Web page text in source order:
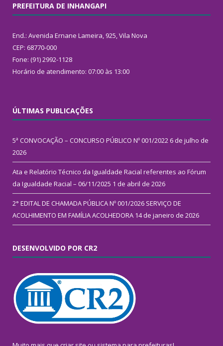
PREFEITURA DE INHANGAPI
End.: Avenida Ernane Lameira, 925, Vila Nova
CEP: 68770-000
Fone: (91) 2992-1128
Horário de atendimento: 07:00 às 13:00
ÚLTIMAS PUBLICAÇÕES
5ª CONVOCAÇÃO – CONCURSO PÚBLICO Nº 001/2022 6 de julho de
2026
Ata e Relatório Técnico da Igualdade Racial referentes ao Fórum
da Igualdade Racial – 06/11/2025 1 de abril de 2026
2° EDITAL DE CHAMADA PÚBLICA Nº 001/2026 SERVIÇO DE
ACOLHIMENTO EM FAMÍLIA ACOLHEDORA 14 de janeiro de 2026
DESENVOLVIDO POR CR2